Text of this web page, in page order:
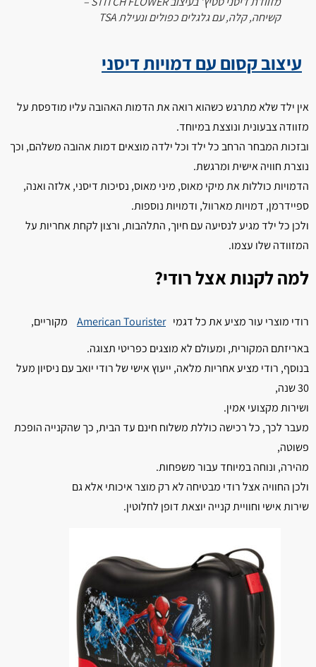
קשיחה, קלה, עם גלגלים כפולים ונעילת TSA
עיצוב קסום עם דמויות דיסני
אין ילד שלא מתרגש כשהוא רואה את הדמות האהובה עליו מודפסת על
מזוודה צבעונית ונוצצת במיוחד.
ובזכות המבחר הרחב כל ילד וכל ילדה מוצאים דמות אהובה משלהם, וכך
נוצרת חוויה אישית ומרגשת.
הדמויות כוללות את מיקי מאוס, מיני מאוס, נסיכות דיסני, אלזה ואנה,
ספיידרמן, דמויות מארוול, ודמויות נוספות.
ולכן כל ילד מגיע לנסיעה עם חיוך, התלהבות, ורצון לקחת אחריות על
המזוודה שלו עצמו.
למה לקנות אצל רודי?
רודי מוצרי עור מציע את כל דגמי American Tourister
מקוריים,
באריזתם המקורית, ומעולם לא מוצגים כפריטי תצוגה.
בנוסף, רודי מציע אחריות מלאה, ייעוץ אישי של רודי יואב עם ניסיון מעל
30 שנה,
ושירות מקצועי אמין.
מעבר לכך, כל רכישה כוללת משלוח חינם עד הבית, כך שהקנייה הופכת
פשוטה,
מהירה, ונוחה במיוחד עבור משפחות.
ולכן החוויה אצל רודי מבטיחה לא רק מוצר איכותי אלא גם
שירות אישי וחוויית קנייה יוצאת דופן לחלוטין.